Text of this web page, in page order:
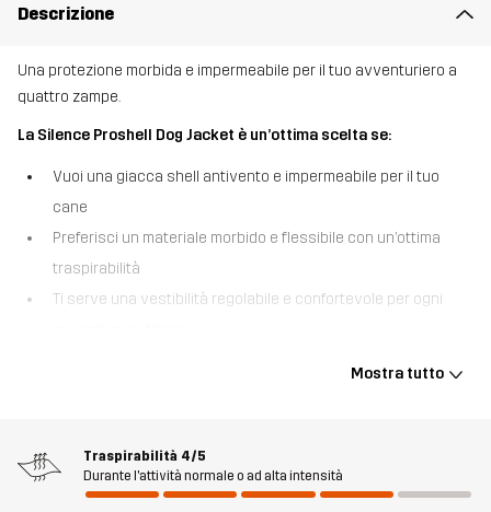
Descrizione
Una protezione morbida e impermeabile per il tuo avventuriero a
quattro zampe.
La Silence Proshell Dog Jacket è un’ottima scelta se:
Vuoi una giacca shell antivento e impermeabile per il tuo
cane
Preferisci un materiale morbido e flessibile con un’ottima
traspirabilità
Ti serve una vestibilità regolabile e confortevole per ogni
La Silence Proshell Dog Jacket è realizzata nello stesso materiale
Hypershell® Pro impermeabile, antivento e molto traspirante, tiene
il tuo cane comodamente all’asciutto anche in condizioni difficili. La
giacca è regolabile sul collo e sul retro per una vestibilità perfetta
Mostra tutto
Traspirabilità 4/5
Durante l'attività normale o ad alta intensità